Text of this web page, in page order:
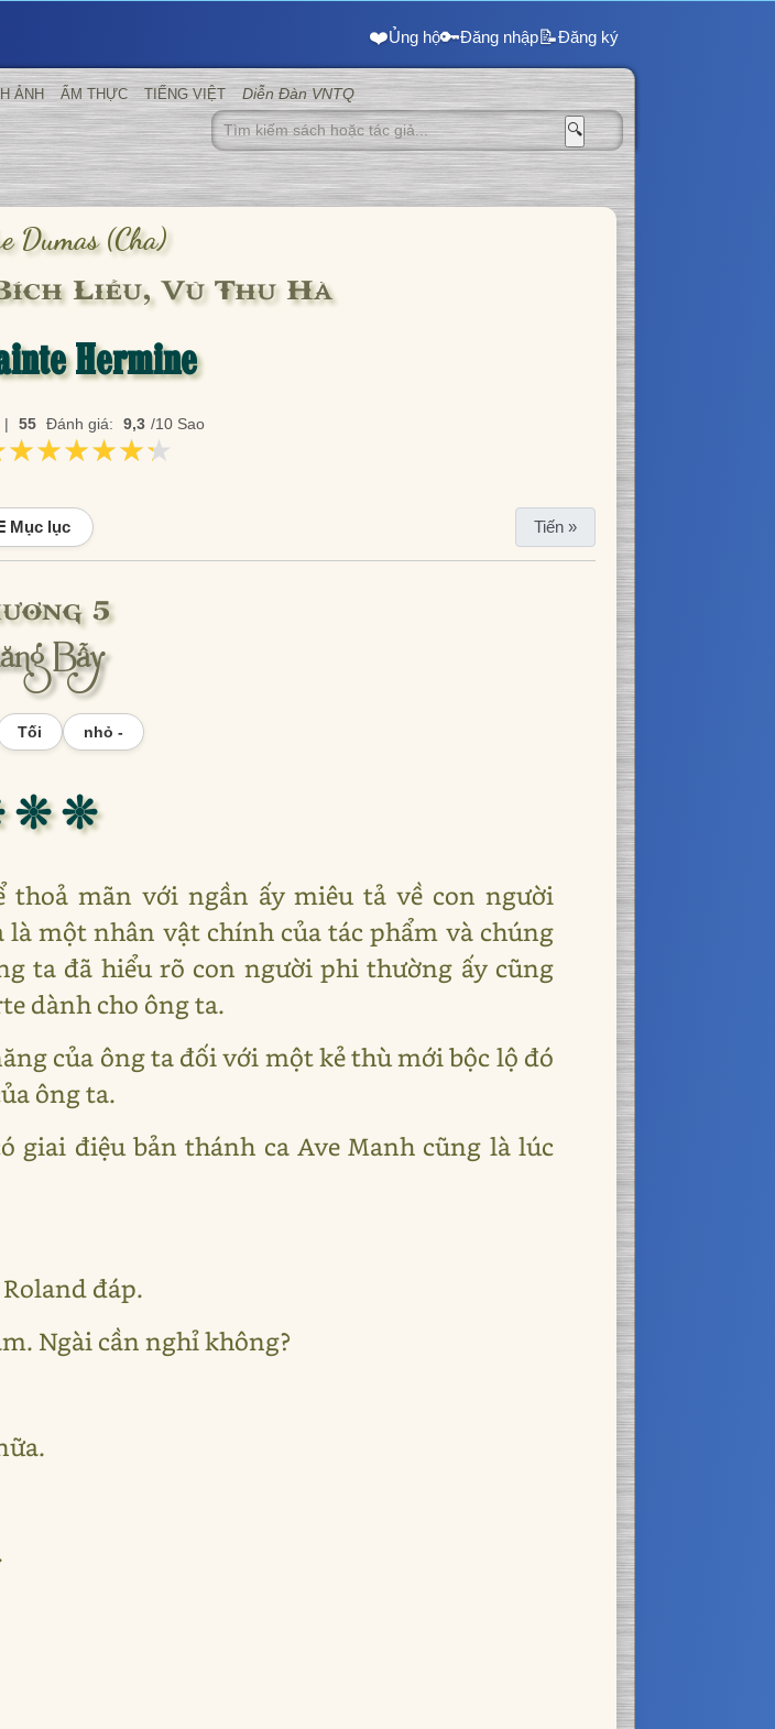
❤️Ủng hộ🔑Đăng nhập📝Đăng ký
ẢNH ẨM THỰC TIẾNG VIỆT Diễn Đàn VNTQ
🔍
Dumas (cha)
Liễu, Vũ Thu Hà
Hermine
| 55 Đánh giá: 9,3 /10 Sao
Mục lục Tiến »
5
Bẫy
Tối nhỏ -
❊ ❊
thoả mãn với ngần ấy miêu tả về con người
là một nhân vật chính của tác phẩm và chúng
ta đã hiểu rõ con người phi thường ấy cũng
dành cho ông ta.
của ông ta đối với một kẻ thù mới bộc lộ đó
ông ta.
giai điệu bản thánh ca Ave Manh cũng là lúc
đáp.
Ngài cần nghỉ không?